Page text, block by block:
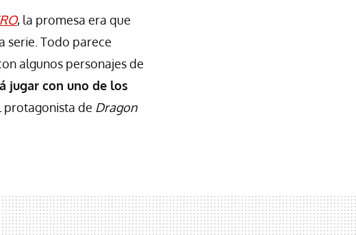
, la promesa era que
serie. Todo parece
algunos personajes de
jugar con uno de los
protagonista de Dragon